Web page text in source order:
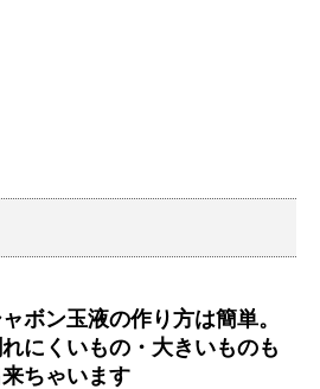
ボン玉液の作り方は簡単。
にくいもの・大きいものも
ちゃいます